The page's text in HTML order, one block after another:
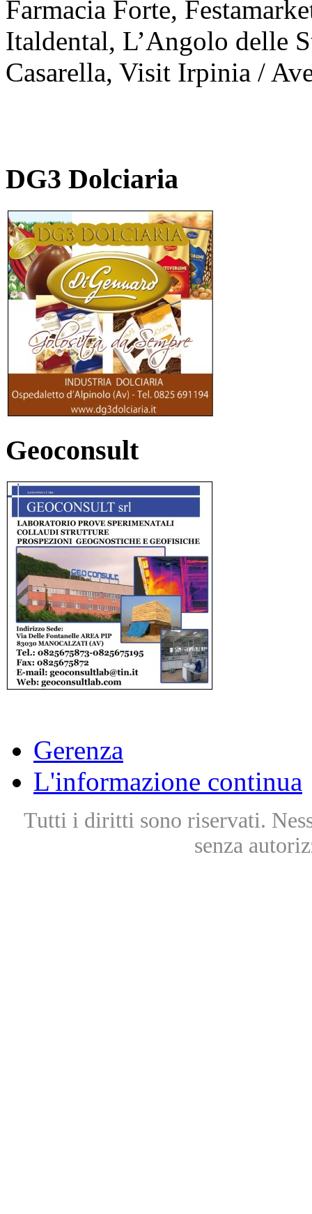
Farmacia Forte,
Italdental, L’Angolo delle
Casarella, Visit Irpinia /
DG3 Dolciaria
Geoconsult
Gerenza
L'informazione continua
Tutti i diritti sono riservati.
senza